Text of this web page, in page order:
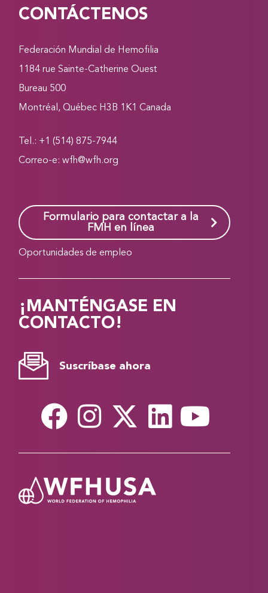
CONTÁCTENOS
Federación Mundial de Hemofilia
1184 rue Sainte-Catherine Ouest
Bureau 500
Montréal, Québec H3B 1K1 Canada
Tel.: +1 (514) 875-7944
Correo-e:wfh@wfh.org
Formulario para contactar a la
FMH en línea
Oportunidades de empleo
¡MANTÉNGASE EN
CONTACTO!
Suscríbase ahora